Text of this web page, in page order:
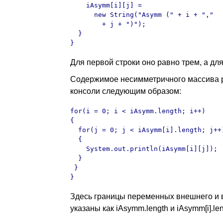
    iAsymm[i][j] =
      new String("Asymm (" + i + ","
        + j + ")");
  }
}
Для первой строки оно равно трем, а
Содержимое несимметричного массива
консоли следующим образом:
for(i = 0; i < iAsymm.length; i++)
{
for(j = 0; j < iAsymm[i].length;
  {
    System.out.println(iAsymm[i][j]);
  }
}
}
Здесь границы переменных внешнего и
указаны как iAsymm.length и